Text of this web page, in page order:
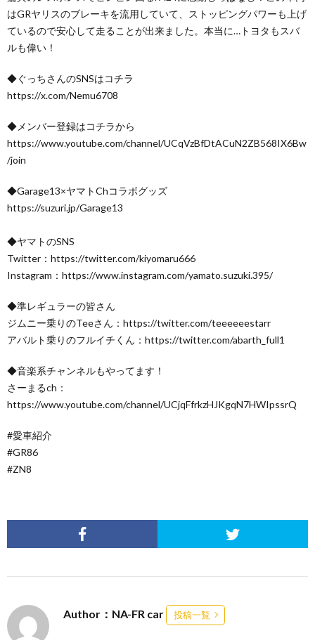
はGRヤリスのブレーキを流用していて、ストッピングパワーも上げ
ているので安心して走ることが出来ました。本当に…トヨタもスバ
ルも偉い！
◆ぐっちさんのSNSはコチラ
https://x.com/Nemu6708
◆メンバー登録はコチラから
https://www.youtube.com/channel/UCqVzBfDtACuN2ZB568IX6Bw
/join
◆Garage13×ヤマトChコラボグッズ
https://suzuri.jp/Garage13
◆ヤマトのSNS
Twitter：https://twitter.com/kiyomaru666
Instagram：https://www.instagram.com/yamato.suzuki.395/
◆準レギュラーの皆さん
ジムニー乗りのTeeさん：https://twitter.com/teeeeeestarr
アバルト乗りのフルイチくん：https://twitter.com/abarth_full1
◆音楽系チャンネルもやってます！
さーまるch：
https://www.youtube.com/channel/UCjqFfrkzHJKgqN7HWIpssrQ
#愛車紹介
#GR86
#ZN8
Author：NA-FR car 投稿一覧